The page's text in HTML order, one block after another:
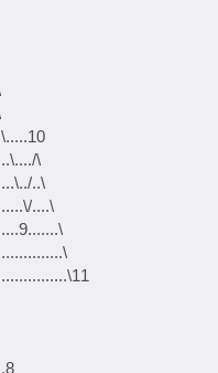
\
..\
....\